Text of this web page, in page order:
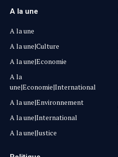
A la une
A la une
A la une|Culture
A la une|Economie
A la
une|Economie|International
A la une|Environnement
A la une|International
A la une|Justice